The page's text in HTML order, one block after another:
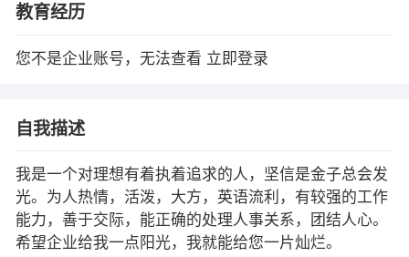
教育经历
您不是企业账号，无法查看 立即登录
自我描述
我是一个对理想有着执着追求的人，坚信是金子总会发
光。为人热情，活泼，大方，英语流利，有较强的工作
能力，善于交际，能正确的处理人事关系，团结人心。
希望企业给我一点阳光，我就能给您一片灿烂。